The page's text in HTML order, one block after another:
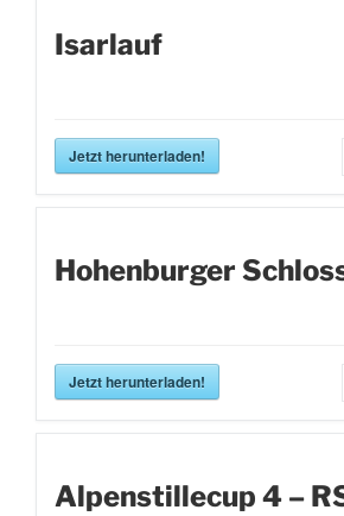
Isarlauf
Jetzt herunterladen!
Hohenburger
Jetzt herunterladen!
Alpenstillecup 4 –